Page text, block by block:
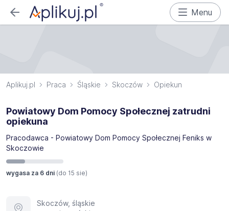
Menu
Aplikuj.pl Praca Śląskie Skoczów Opiekun
Powiatowy Dom Pomocy Społecznej zatrudni
opiekuna
Pracodawca - Powiatowy Dom Pomocy Społecznej Feniks w
Skoczowie
wygasa za 6 dni (do 15 sie)
Skoczów, śląskie